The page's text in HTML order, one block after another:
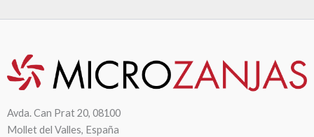
Avda. Can Prat 20, 08100
Mollet del Valles, España